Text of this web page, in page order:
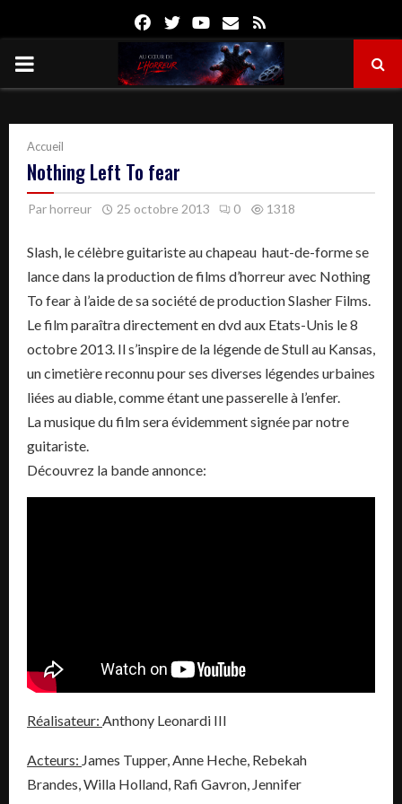
FacebookTwitterYoutube
Email
PRIMARY
Accueil
Nothing Left To fear
Parhorreur 25 octobre 2013 0 1318
Slash, le célèbre guitariste au chapeau haut-de-forme se
lance dans la production de films d’horreur avec Nothing
To fear à l’aide de sa société de production Slasher Films.
Le film paraîtra directement en dvd aux Etats-Unis le 8
octobre 2013. Il s’inspire de la légende de Stull au Kansas,
un cimetière reconnu pour ses diverses légendes urbaines
liées au diable, comme étant une passerelle à l’enfer.
La musique du film sera évidemment signée par notre
guitariste.
Découvrez la bande annonce:
Réalisateur: Anthony Leonardi III
Acteurs: James Tupper, Anne Heche, Rebekah
Brandes, Willa Holland, Rafi Gavron, Jennifer